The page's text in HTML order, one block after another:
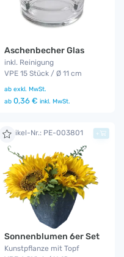
Aschenbecher Glas
inkl. Reinigung
VPE 15 Stück / Ø 11 cm
ab exkl. MwSt.
ab 0,36 € inkl. MwSt.
Artikel-Nr.: PE-003801
Sonnenblumen 6er Set
Kunstpflanze mit Topf
+